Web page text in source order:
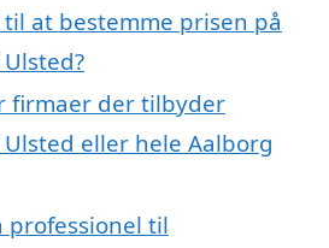
at bestemme prisen på
firmaer der tilbyder
eller hele Aalborg
professionel til